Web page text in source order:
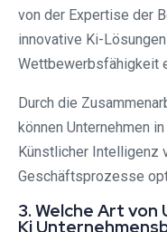
von der Expertise der
innovative Ki-
Wettbewerbsfähigkeit
Durch die
können Unternehmen
Künstlicher Intelligenz
Geschäftsprozesse
3. Welche Art
Ki